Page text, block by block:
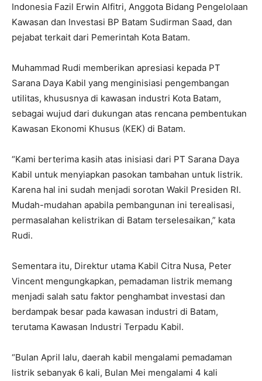
Indonesia Fazil Erwin Alfitri, Anggota Bidang Pengelolaan
Kawasan dan Investasi BP Batam Sudirman Saad, dan
pejabat terkait dari Pemerintah Kota Batam.
Muhammad Rudi memberikan apresiasi kepada PT
Sarana Daya Kabil yang menginisiasi pengembangan
utilitas, khususnya di kawasan industri Kota Batam,
sebagai wujud dari dukungan atas rencana pembentukan
Kawasan Ekonomi Khusus (KEK) di Batam.
“Kami berterima kasih atas inisiasi dari PT Sarana Daya
Kabil untuk menyiapkan pasokan tambahan untuk listrik.
Karena hal ini sudah menjadi sorotan Wakil Presiden RI.
Mudah-mudahan apabila pembangunan ini terealisasi,
permasalahan kelistrikan di Batam terselesaikan,” kata
Rudi.
Sementara itu, Direktur utama Kabil Citra Nusa, Peter
Vincent mengungkapkan, pemadaman listrik memang
menjadi salah satu faktor penghambat investasi dan
berdampak besar pada kawasan industri di Batam,
terutama Kawasan Industri Terpadu Kabil.
“Bulan April lalu, daerah kabil mengalami pemadaman
listrik sebanyak 6 kali, Bulan Mei mengalami 4 kali